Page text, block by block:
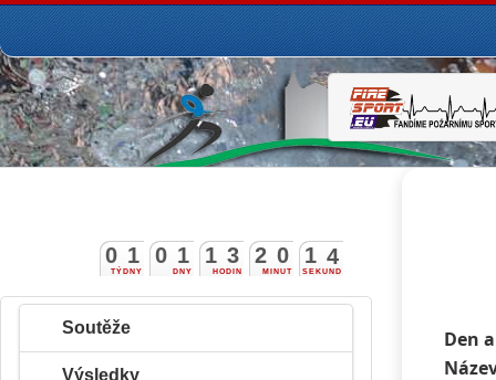
Den
TÝDNY
0 1
DNY
0 1
HODIN
1 3
MINUT
2 0
SEKUND
1 3
4
Soutěže
Výsledky